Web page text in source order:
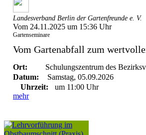
Landesverband Berlin der Gartenfreunde e. V.
Vom 24.11.2025 um 15:36 Uhr
Gartenseminare
Vom Gartenabfall zum
Ort:
Schulungszentrum des
Datum:
Samstag, 05.09.2026
Uhrzeit:
um 11:00 Uhr
mehr